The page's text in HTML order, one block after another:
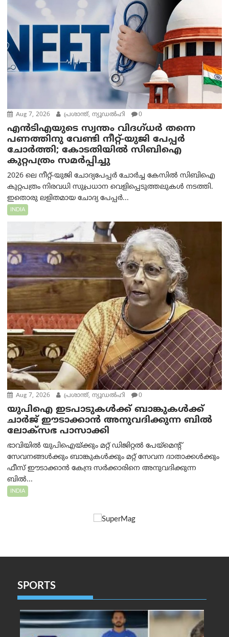
Aug 7, 2026 പ്രശാന്ത്, ന്യൂഡല്‍ഹി 0
എൻ‌ടി‌എയുടെ സ്വന്തം വിദഗ്ധർ തന്നെ
പണത്തിനു വേണ്ടി നീറ്റ്-യു‌ജി പേപ്പർ
ചോർത്തി; കോടതിയില്‍ സിബിഐ
കുറ്റപത്രം സമര്‍പ്പിച്ചു
2026 ലെ നീറ്റ്-യുജി ചോദ്യപേപ്പർ ചോർച്ച കേസിൽ സിബിഐ
കുറ്റപത്രം നിരവധി സുപ്രധാന വെളിപ്പെടുത്തലുകൾ നടത്തി.
ഇതൊരു ലളിതമായ ചോദ്യ പേപ്പർ...
INDIA
Aug 7, 2026 പ്രശാന്ത്, ന്യൂഡല്‍ഹി 0
യുപിഐ ഇടപാടുകൾക്ക് ബാങ്കുകൾക്ക്
ചാർജ് ഈടാക്കാൻ അനുവദിക്കുന്ന ബിൽ
ലോക്‌സഭ പാസാക്കി
ഭാവിയിൽ യുപിഐയ്ക്കും മറ്റ് ഡിജിറ്റൽ പേയ്‌മെന്റ്
സേവനങ്ങൾക്കും ബാങ്കുകൾക്കും മറ്റ് സേവന ദാതാക്കൾക്കും
ഫീസ് ഈടാക്കാൻ കേന്ദ്ര സർക്കാരിനെ അനുവദിക്കുന്ന
ബിൽ...
INDIA
SPORTS